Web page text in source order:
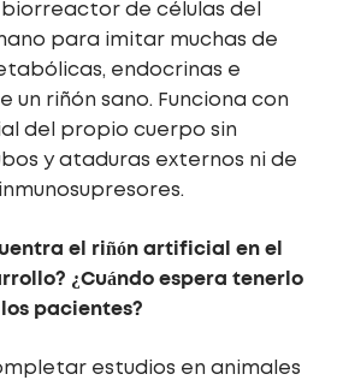
de células del
para imitar muchas de
endocrinas e
un riñón sano. Funciona con
del propio cuerpo sin
y ataduras externos ni de
el riñón artificial en el
¿Cuándo espera tenerlo
pacientes?
estudios en animales